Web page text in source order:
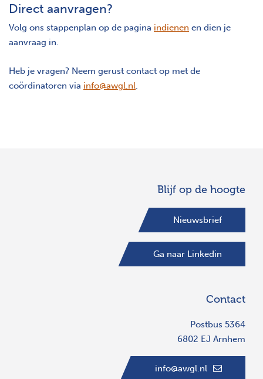
Direct aanvragen?
Volg ons stappenplan op de pagina indienen en dien je
aanvraag in.
Heb je vragen? Neem gerust contact op met de
coördinatoren via info@awgl.nl.
Blijf op de hoogte
Nieuwsbrief
Ga naar Linkedin
Contact
Postbus 5364
6802 EJ Arnhem
info@awgl.nl